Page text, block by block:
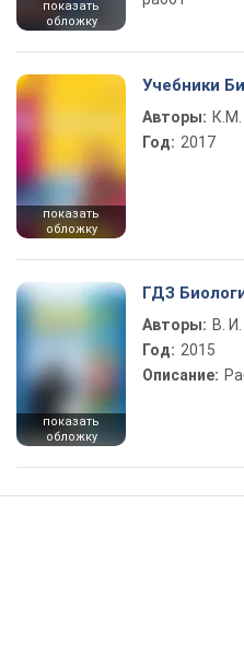
показать
обложку
показать
обложку
Учебники
Авторы:
Год: 2017
показать
обложку
ГДЗ
Авторы: В.
Год: 2015
Описание: